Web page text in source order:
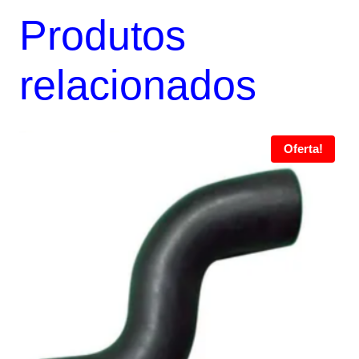
Produtos
relacionados
Oferta!